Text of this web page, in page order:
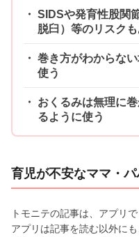
SIDSや発育性股関
脱臼）等のリスク
巻き方がわからな
使う
おくるみは無理に
るように使う
育児が不安なママ・パ
トモニテの記事は、アプリ
アプリは記事を読む以外に